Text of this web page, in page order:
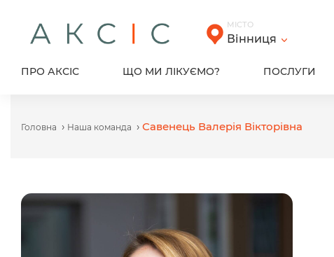
content
МІСТО
Вінниця
ПРО АКСІС ЩО МИ ЛІКУЄМО? ПОСЛУГИ
Головна › Наша команда › Савенець Валерія Вікторівна